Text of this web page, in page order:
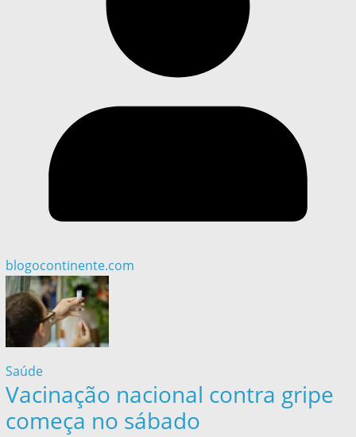
blogocontinente.com
Saúde
Vacinação nacional contra gripe
começa no sábado